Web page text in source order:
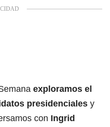
exploramos el
presidenciales y
con Ingrid